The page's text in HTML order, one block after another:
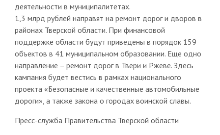
деятельности в муниципалитетах.
1,3 млрд рублей направят на ремонт дорог и дворов в
районах Тверской области. При финансовой
поддержке области будут приведены в порядок 159
объектов в 41 муниципальном образовании. Еще одно
направление – ремонт дорог в Твери и Ржеве. Здесь
кампания будет вестись в рамках национального
проекта «Безопасные и качественные автомобильные
дороги», а также закона о городах воинской славы.
Пресс-служба Правительства Тверской области